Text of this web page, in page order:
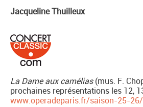
Jacqueline Thuilleux
La Dame aux camélias(mus. F.
prochaines représentations les 12,
www.operadeparis.fr/saison-25-